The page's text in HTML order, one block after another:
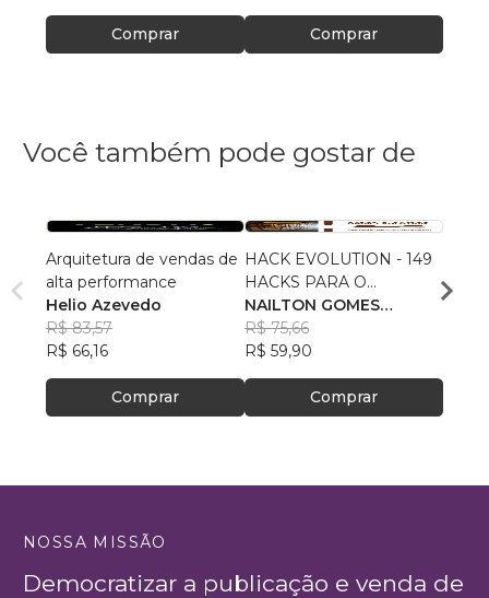
Comprar Comprar
Você também pode gostar de
Arquitetura de vendas de
alta performance
Helio Azevedo
R$ 83,57
R$ 66,16
Comprar
HACK EVOLUTION - 149
HACKS PARA O
EMPREENDEDOR -
VOLUME 03
NAILTON GOMES
PEREIRA
R$ 75,66
R$ 59,90
Comprar
Neto
R$
NOSSA MISSÃO
Democratizar a publicação e venda de